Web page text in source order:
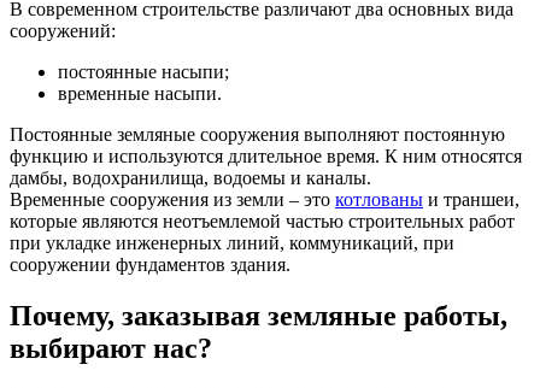
В современном строительстве различают два основных вида
сооружений:
постоянные насыпи;
временные насыпи.
Постоянные земляные сооружения выполняют постоянную
функцию и используются длительное время. К ним относятся
дамбы, водохранилища, водоемы и каналы.
Временные сооружения из земли – это котлованы и траншеи,
которые являются неотъемлемой частью строительных работ
при укладке инженерных линий, коммуникаций, при
сооружении фундаментов здания.
Почему, заказывая земляные работы,
выбирают нас?